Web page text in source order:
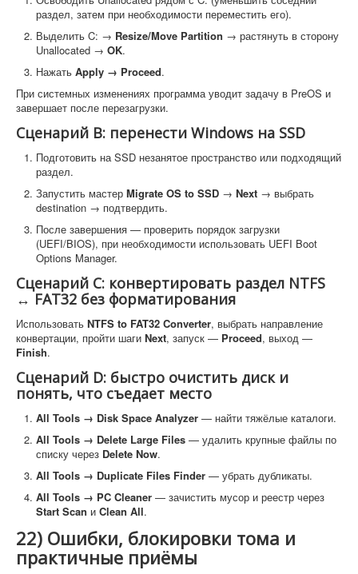
раздел, затем при необходимости переместить его).
Выделить C: → Resize/Move Partition → растянуть в сторону
Unallocated → OK.
Нажать Apply → Proceed.
При системных изменениях программа уводит задачу в PreOS и
завершает после перезагрузки.
Сценарий B: перенести Windows на SSD
Подготовить на SSD незанятое пространство или подходящий
раздел.
Запустить мастер Migrate OS to SSD → Next → выбрать
destination → подтвердить.
После завершения — проверить порядок загрузки
(UEFI/BIOS), при необходимости использовать UEFI Boot
Options Manager.
Сценарий C: конвертировать раздел NTFS
↔ FAT32 без форматирования
Использовать NTFS to FAT32 Converter, выбрать направление
конвертации, пройти шаги Next, запуск — Proceed, выход —
Finish.
Сценарий D: быстро очистить диск и
понять, что съедает место
All Tools → Disk Space Analyzer — найти тяжёлые каталоги.
All Tools → Delete Large Files — удалить крупные файлы по
списку через Delete Now.
All Tools → Duplicate Files Finder — убрать дубликаты.
All Tools → PC Cleaner — зачистить мусор и реестр через
Start Scan и Clean All.
22) Ошибки, блокировки тома и
практичные приёмы